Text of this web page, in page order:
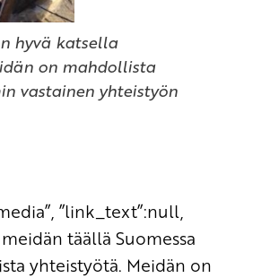
hyvä katsella
on mahdollista
vastainen yhteistyön
”link_text”:null,
täällä Suomessa
yhteistyötä. Meidän on